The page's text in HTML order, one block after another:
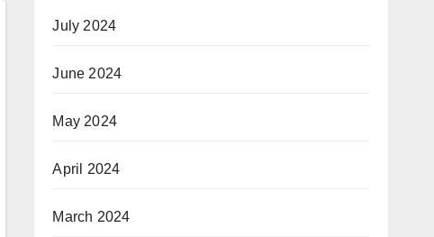
July 2024
June 2024
May 2024
April 2024
March 2024